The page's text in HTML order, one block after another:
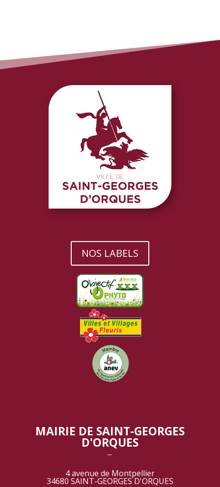
NOS LABELS
MAIRIE DE SAINT-GEORGES
D'ORQUES
‾
4 avenue de Montpellier
34680 SAINT-GEORGES D'ORQUES